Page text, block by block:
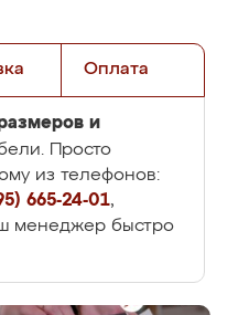
Оплата
и
Просто
из телефонов:
665-24-01,
менеджер быстро